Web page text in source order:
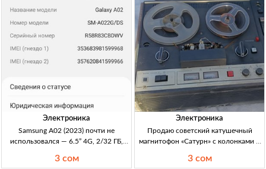
Электроника
Samsung A02 (2023) почти не
использовался — 6.5” 4G, 2/32 ГБ,
(Кыргызстан) Смартфон Samsung A02
3 сом
Электроника
Продаю советский катушечный
магнитофон «Сатурн» с колонками и
Катушечный магн.офон (СССР)
3 сом